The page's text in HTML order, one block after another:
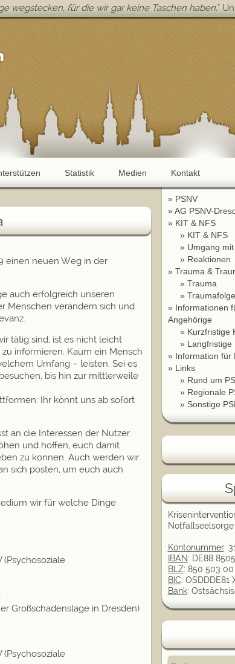
wegstecken, für die wir gar keine Taschen haben."
Statistik Medien Kontakt
einen neuen Weg in der
auch erfolgreich unseren
Menschen verändern sich und
tätig sind, ist es nicht leicht
informieren. Kaum ein Mensch
Umfang – leisten. Sei es
bis hin zur mittlerweile
Ihr könnt uns ab sofort
an die Interessen der Nutzer
und hoffen, euch damit
zu können. Auch werden wir
sich posten, um euch auch
wir für welche Dinge
Großschadenslage in Dresden)
PSNV
AG PSNV-
KIT & NFS
KIT & NFS
Umgang
Reaktionen
Trauma &
Trauma
Informationen
Angehörige
Kurzfristige
Langfristige
Information für
Links
Rund um
Regionale
Sonstige
Notfallseelsorge
Kontonummer:
IBAN: DE88
BLZ: 850 503 00
BIC: OSDDDE81
Bank: